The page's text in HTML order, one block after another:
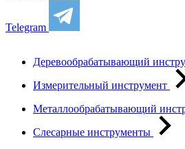
Telegram
Деревообрабатывающий
Измерительный инструмент
Металлообрабатывающий
Слесарные инструменты